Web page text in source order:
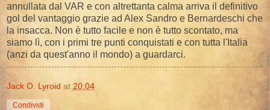
annullata dal VAR e con altrettanta calma arriva il definitivo
gol del vantaggio grazie ad Alex Sandro e Bernardeschi che
la insacca. Non è tutto facile e non è tutto scontato, ma
siamo lì, con i primi tre punti conquistati e con tutta l'Italia
(anzi da quest'anno il mondo) a guardarci.
Jack O. Lyroid at 20:04
Condividi